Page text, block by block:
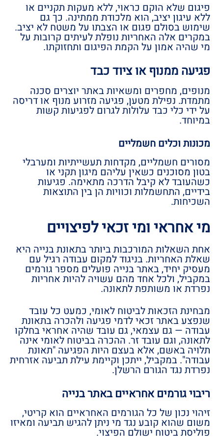
פיגום שלא הוקם כראוי, ללא מעקות תקניים או
ללא עיגון יציב, הוא מלכודת ממתינה. כך גם
שימוש בסולם פגום או הצבתו על משטח לא יציב.
במקרים אלה האחריות נופלת לעיתים קרובות על
מי שהיה אמון על הקמת הפיגום ותחזוקתו.
פגיעה ממנוף או ציוד כבד
מנופים, מחפרים ומשאיות באתר יוצרים סכנה
מתמדת. נפילת מטען, פגיעה מזרוע מנוף או דריסה
על ידי כלי כבד עלולות לגרום לפגיעות קשות
במיוחד.
מכונות וכלים חשמליים
מסורים חשמליים, מקדחות תעשייתיות ומערבלי
בטון מסוכנים כשאין עליהם מיגון תקני או
כשהעובד לא קיבל הדרכה מתאימה. פגיעות
בידיים, התחשמלות וכוויות הן בין התוצאות
השכיחות.
מי אחראי ומי זכאי לפיצויים
אחת השאלות המורכבות ביותר בתאונת בנייה היא
שאלת האחריות. בניגוד למקום עבודה רגיל עם
מעסיק יחיד, באתר בנייה פועלים מספר גורמים
במקביל, ולכל אחד מהם עשויה להיות אחריות
נפרדת או משותפת לתאונה.
מבחינת הזכאות לביטוח לאומי, כמעט כל עובד
שנפצע באתר זכאי לדמי פגיעה ולהכרה בתאונת
עבודה — גם עצמאי, גם עובד שהיה אחראי בחלקו
לתאונה, וגם עובד זר. ההכרה בביטוח לאומי אינה
תלויה באשם, אלא בעצם היות הפגיעה "תאונת
עבודה". במקביל, ייתכן וקיימת עילת תביעה אזרחית
נפרדת נגד הגורם הרשלן.
ריבוי גורמים אחראיים באתר בנייה
זיהוי נכון של כל הגורמים האחראיים הוא קריטי,
משום שהוא קובע נגד מי ניתן להגיש תביעה ומאיזו
פוליסת ביטוח ישולם הפיצוי.